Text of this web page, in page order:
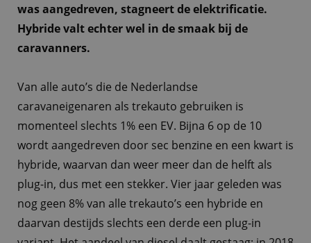
was aangedreven, stagneert de elektrificatie.
Hybride valt echter wel in de smaak bij de
caravanners.
Van alle auto’s die de Nederlandse
caravaneigenaren als trekauto gebruiken is
momenteel slechts 1% een EV. Bijna 6 op de 10
wordt aangedreven door sec benzine en een kwart is
hybride, waarvan dan weer meer dan de helft als
plug-in, dus met een stekker. Vier jaar geleden was
nog geen 8% van alle trekauto’s een hybride en
daarvan destijds slechts een derde een plug-in